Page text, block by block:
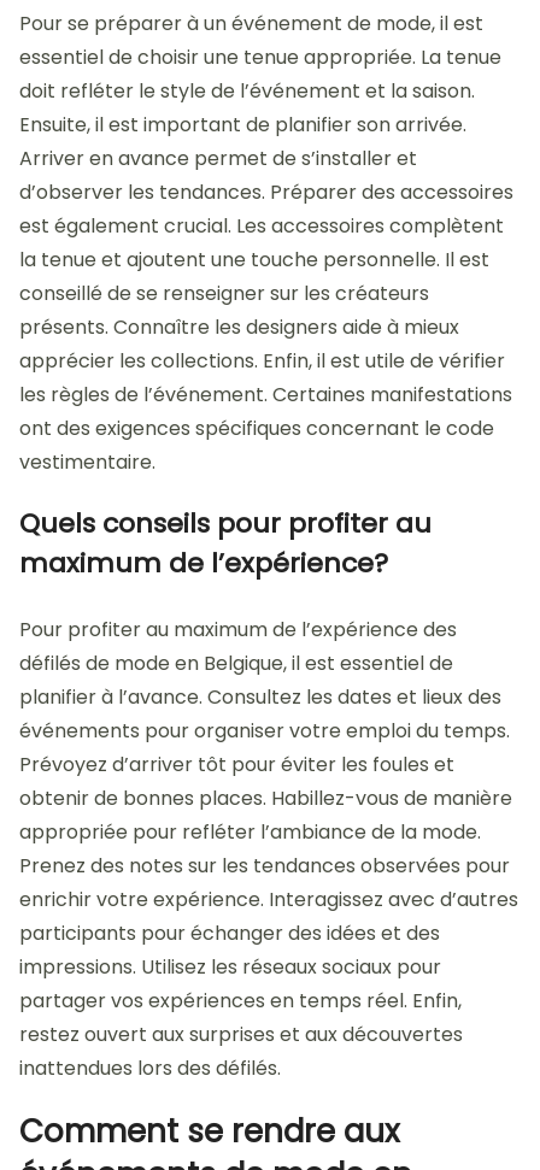
Pour se préparer à un événement de mode, il est
essentiel de choisir une tenue appropriée. La tenue
doit refléter le style de l’événement et la saison.
Ensuite, il est important de planifier son arrivée.
Arriver en avance permet de s’installer et
d’observer les tendances. Préparer des accessoires
est également crucial. Les accessoires complètent
la tenue et ajoutent une touche personnelle. Il est
conseillé de se renseigner sur les créateurs
présents. Connaître les designers aide à mieux
apprécier les collections. Enfin, il est utile de vérifier
les règles de l’événement. Certaines manifestations
ont des exigences spécifiques concernant le code
vestimentaire.
Quels conseils pour profiter au
maximum de l’expérience?
Pour profiter au maximum de l’expérience des
défilés de mode en Belgique, il est essentiel de
planifier à l’avance. Consultez les dates et lieux des
événements pour organiser votre emploi du temps.
Prévoyez d’arriver tôt pour éviter les foules et
obtenir de bonnes places. Habillez-vous de manière
appropriée pour refléter l’ambiance de la mode.
Prenez des notes sur les tendances observées pour
enrichir votre expérience. Interagissez avec d’autres
participants pour échanger des idées et des
impressions. Utilisez les réseaux sociaux pour
partager vos expériences en temps réel. Enfin,
restez ouvert aux surprises et aux découvertes
inattendues lors des défilés.
Comment se rendre aux